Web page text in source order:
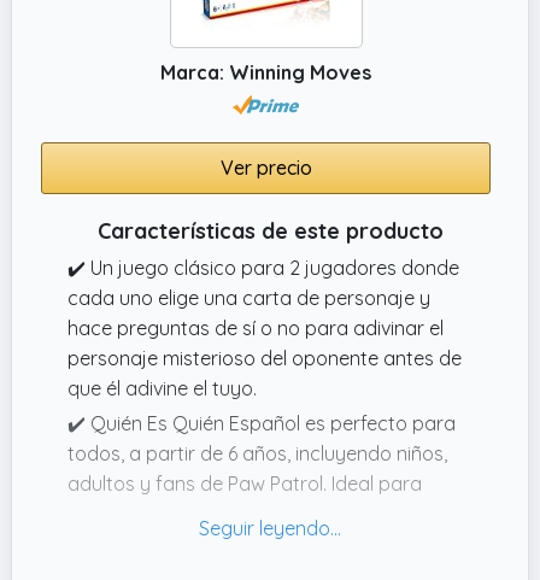
Marca: Winning Moves
Ver precio
Características de este producto
✔️ Un juego clásico para 2 jugadores donde
cada uno elige una carta de personaje y
hace preguntas de sí o no para adivinar el
personaje misterioso del oponente antes de
que él adivine el tuyo.
✔️ Quién Es Quién Español es perfecto para
todos, a partir de 6 años, incluyendo niños,
adultos y fans de Paw Patrol. Ideal para